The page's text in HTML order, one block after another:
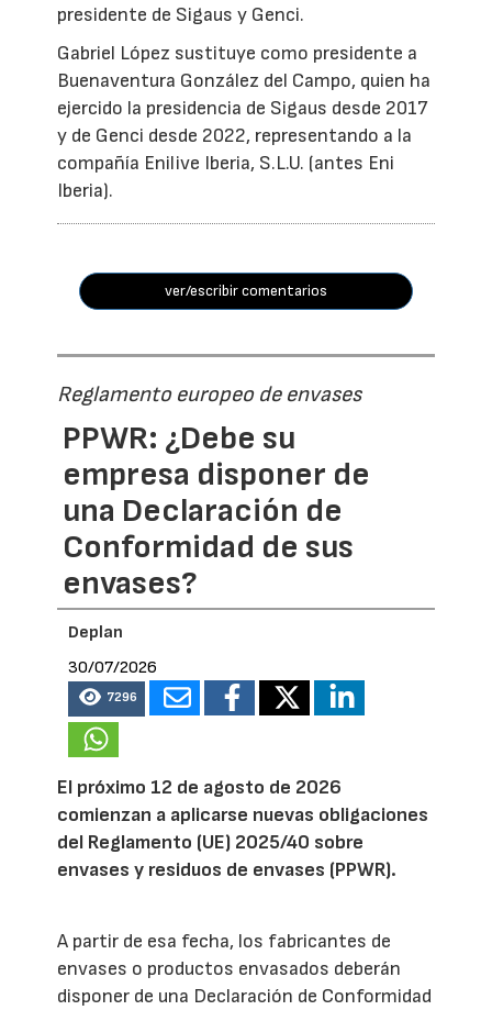
presidente de Sigaus y Genci.
Gabriel López sustituye como presidente a
Buenaventura González del Campo, quien ha
ejercido la presidencia de Sigaus desde 2017
y de Genci desde 2022, representando a la
compañía Enilive Iberia, S.L.U. (antes Eni
Iberia).
ver/escribir comentarios
Reglamento europeo de envases
PPWR: ¿Debe su
empresa disponer de
una Declaración de
Conformidad de sus
envases?
Deplan
30/07/2026
7296
El próximo 12 de agosto de 2026
comienzan a aplicarse nuevas obligaciones
del Reglamento (UE) 2025/40 sobre
envases y residuos de envases (PPWR).
A partir de esa fecha, los fabricantes de
envases o productos envasados deberán
disponer de una Declaración de Conformidad